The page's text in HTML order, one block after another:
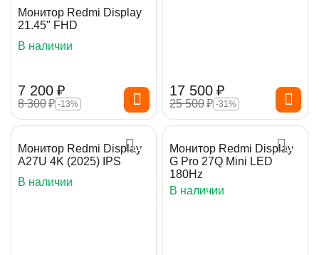
Монитор Redmi Display
21.45" FHD
В наличии
7 200 ₽
8 300₽ -13%
17 500 ₽
25 500₽ -31%
Монитор Redmi Display
A27U 4K (2025) IPS
В наличии
Монитор Redmi Display
G Pro 27Q Mini LED
180Hz
В наличии